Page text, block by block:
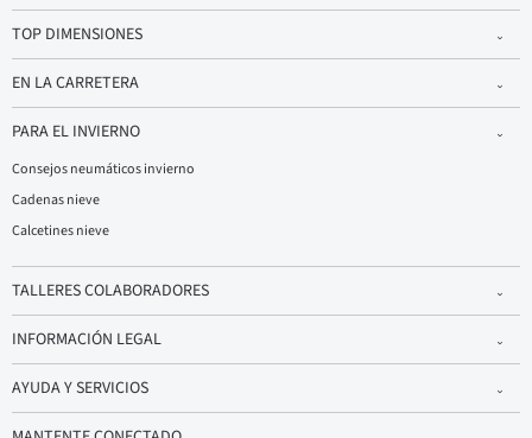
TOP DIMENSIONES
EN LA CARRETERA
PARA EL INVIERNO
Consejos neumáticos invierno
Cadenas nieve
Calcetines nieve
TALLERES COLABORADORES
INFORMACIÓN LEGAL
AYUDA Y SERVICIOS